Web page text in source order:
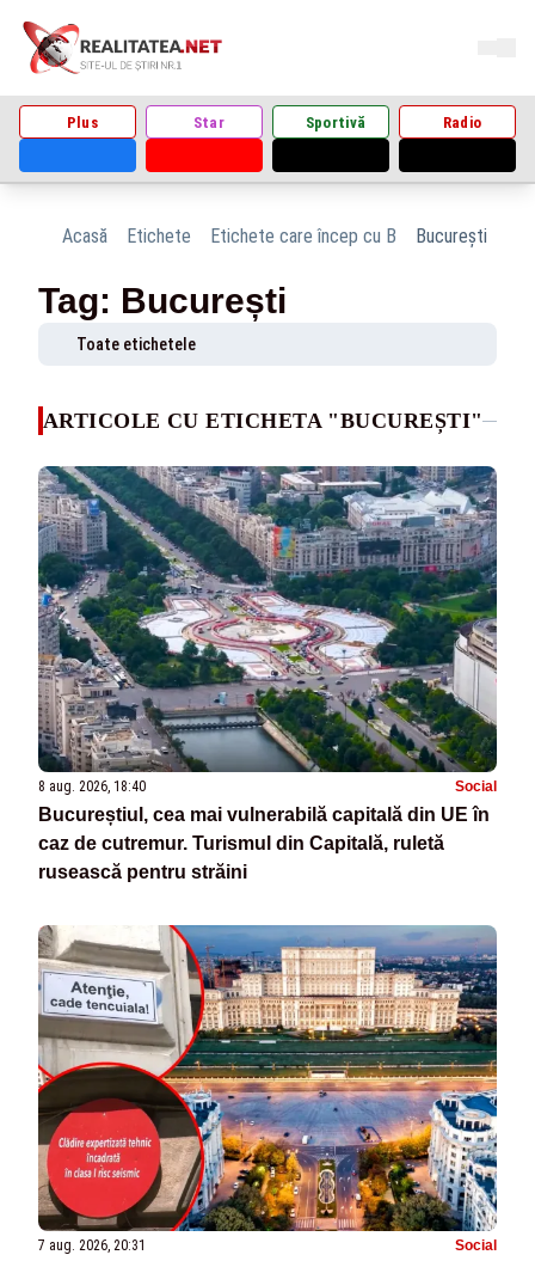
Plus Star Sportivă Radio
Acasă Etichete Etichete care încep cu B București
Tag: București
Toate etichetele
ARTICOLE CU ETICHETA "BUCUREȘTI"
8 aug. 2026, 18:40 Social
Bucureștiul, cea mai vulnerabilă capitală din UE în
caz de cutremur. Turismul din Capitală, ruletă
rusească pentru străini
7 aug. 2026, 20:31 Social